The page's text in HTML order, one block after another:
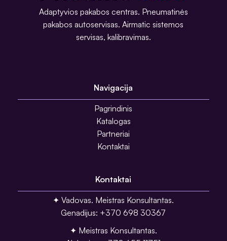
Adaptyvios pakabos centras. Pneumatinės
pakabos autoservisas. Airmatic sistemos
servisas, kalibravimas.
Navigacija
Pagrindinis
Katalogas
Partneriai
Kontaktai
Kontaktai
✦ Vadovas. Meistras Konsultantas.
Genadijus: +370 698 30367
✦ Meistras Konsultantas.